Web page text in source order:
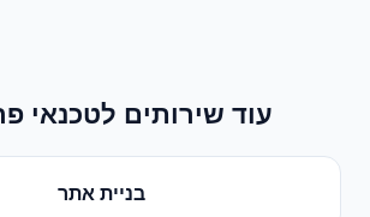
עוד שירותים לטכנאי
בניית אתר